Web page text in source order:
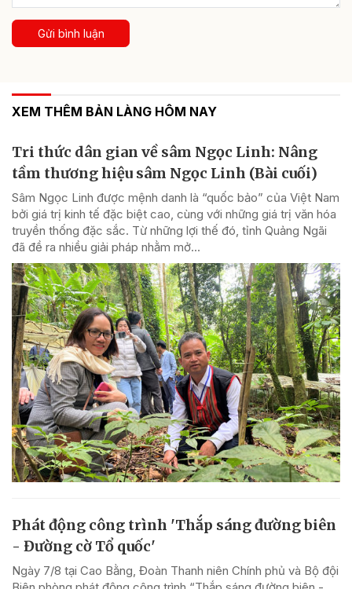
Gửi bình luận
XEM THÊM BẢN LÀNG HÔM NAY
Tri thức dân gian về sâm Ngọc Linh: Nâng
tầm thương hiệu sâm Ngọc Linh (Bài cuối)
Sâm Ngọc Linh được mệnh danh là “quốc bảo” của Việt Nam
bởi giá trị kinh tế đặc biệt cao, cùng với những giá trị văn hóa
truyền thống đặc sắc. Từ những lợi thế đó, tỉnh Quảng Ngãi
đã đề ra nhiều giải pháp nhằm mở...
Phát động công trình 'Thắp sáng đường biên
- Đường cờ Tổ quốc'
Ngày 7/8 tại Cao Bằng, Đoàn Thanh niên Chính phủ và Bộ đội